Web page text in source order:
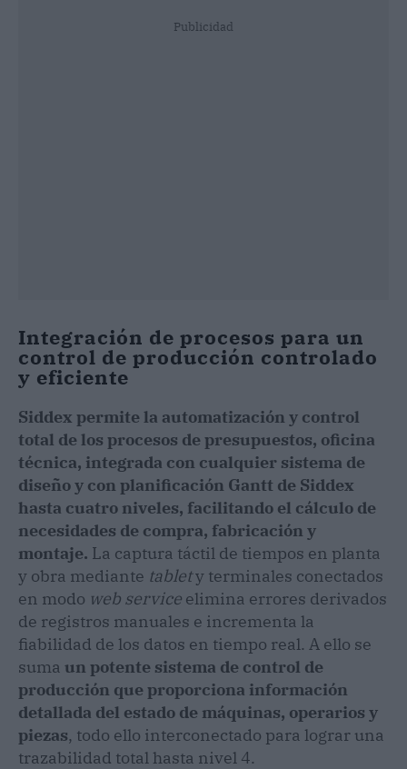
Publicidad
Integración de procesos para un
control de producción controlado
y eficiente
Siddex permite la automatización y control
total de los procesos de presupuestos, oficina
técnica, integrada con cualquier sistema de
diseño y con planificación Gantt de Siddex
hasta cuatro niveles, facilitando el cálculo de
necesidades de compra, fabricación y
montaje. La captura táctil de tiempos en planta
y obra mediante tablety terminales conectados
en modo web service elimina errores derivados
de registros manuales e incrementa la
fiabilidad de los datos en tiempo real. A ello se
suma un potente sistema de control de
producción que proporciona información
detallada del estado de máquinas, operarios y
piezas, todo ello interconectado para lograr una
trazabilidad total hasta nivel 4.